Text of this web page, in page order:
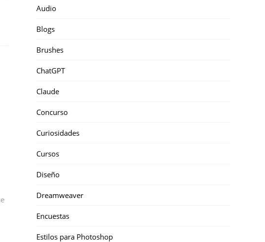
Audio
Blogs
Brushes
ChatGPT
Claude
Concurso
Curiosidades
Cursos
Diseño
Dreamweaver
Encuestas
Estilos para Photoshop